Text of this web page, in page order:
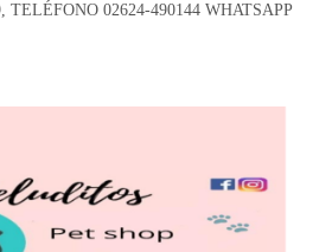
TELÉFONO 02624-490144 WHATSAPP